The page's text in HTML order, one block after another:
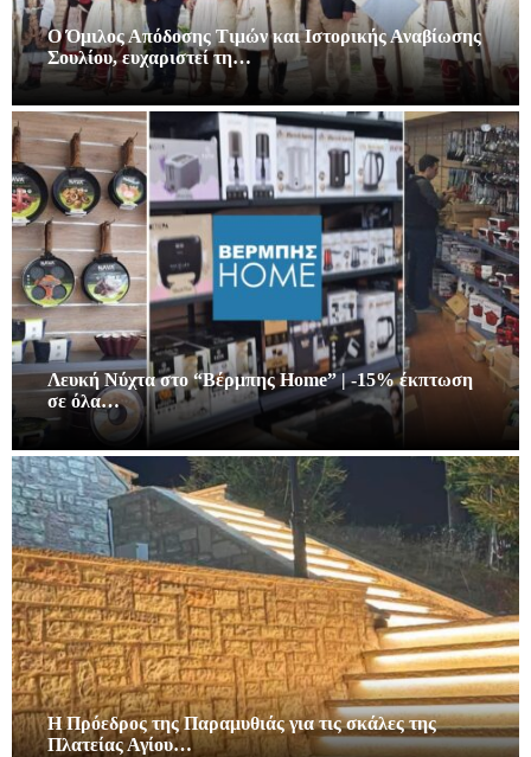
Ο Όμιλος Απόδοσης Τιμών και Ιστορικής Αναβίωσης
Σουλίου, ευχαριστεί τη…
Λευκή Νύχτα στο “Βέρμπης Home” | -15% έκπτωση
σε όλα…
Η Πρόεδρος της Παραμυθιάς για τις σκάλες της
Πλατείας Αγίου…